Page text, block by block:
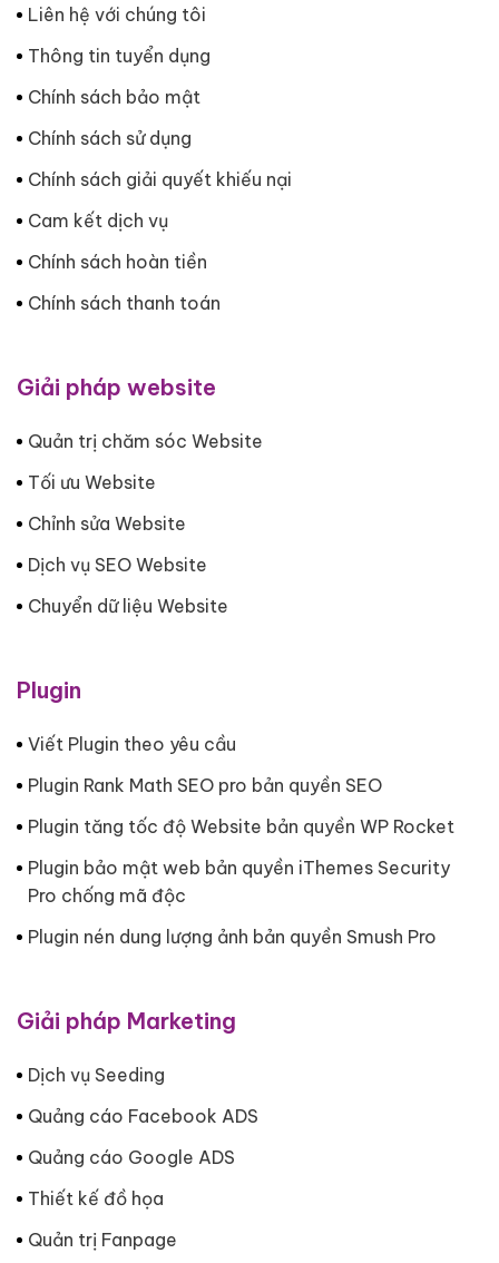
Liên hệ với chúng tôi
Thông tin tuyển dụng
Chính sách bảo mật
Chính sách sử dụng
Chính sách giải quyết khiếu nại
Cam kết dịch vụ
Chính sách hoàn tiền
Chính sách thanh toán
Giải pháp website
Quản trị chăm sóc Website
Tối ưu Website
Chỉnh sửa Website
Dịch vụ SEO Website
Chuyển dữ liệu Website
Plugin
Viết Plugin theo yêu cầu
Plugin Rank Math SEO pro bản quyền SEO
Plugin tăng tốc độ Website bản quyền WP Rocket
Plugin bảo mật web bản quyền iThemes Security
Pro chống mã độc
Plugin nén dung lượng ảnh bản quyền Smush Pro
Giải pháp Marketing
Dịch vụ Seeding
Quảng cáo Facebook ADS
Quảng cáo Google ADS
Thiết kế đồ họa
Quản trị Fanpage